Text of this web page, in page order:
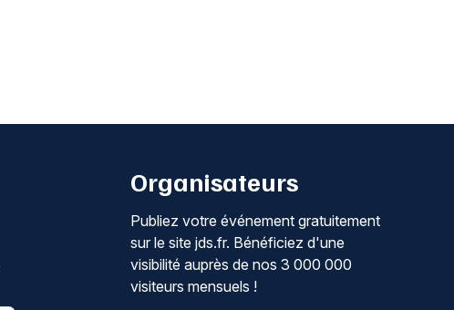
Organisateurs
Publiez votre événement gratuitement
sur le site jds.fr. Bénéficiez d'une
visibilité auprès de nos 3 000 000
visiteurs mensuels !